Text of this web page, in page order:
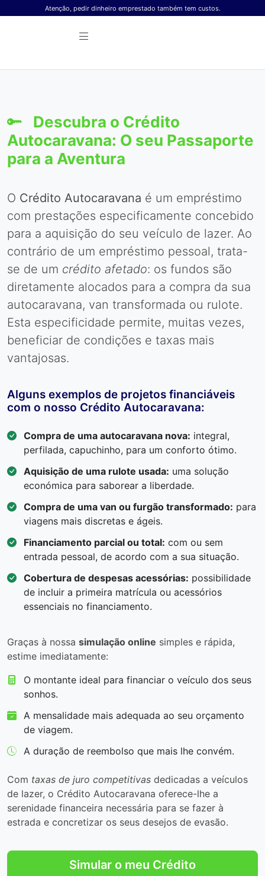
Skip to contentAtenção, pedir dinheiro emprestado também tem custos.
Descubra o Crédito
Autocaravana: O seu Passaporte
para a Aventura
O Crédito Autocaravana é um empréstimo
com prestações especificamente concebido
para a aquisição do seu veículo de lazer. Ao
contrário de um empréstimo pessoal, trata-
se de um crédito afetado: os fundos são
diretamente alocados para a compra da sua
autocaravana, van transformada ou rulote.
Esta especificidade permite, muitas vezes,
beneficiar de condições e taxas mais
vantajosas.
Alguns exemplos de projetos financiáveis
com o nosso Crédito Autocaravana:
Compra de uma autocaravana nova: integral,
perfilada, capuchinho, para um conforto ótimo.
Aquisição de uma rulote usada: uma solução
económica para saborear a liberdade.
Compra de uma van ou furgão transformado: para
viagens mais discretas e ágeis.
Financiamento parcial ou total: com ou sem
entrada pessoal, de acordo com a sua situação.
Cobertura de despesas acessórias: possibilidade
de incluir a primeira matrícula ou acessórios
essenciais no financiamento.
Graças à nossa simulação online simples e rápida,
estime imediatamente:
O montante ideal para financiar o veículo dos seus
sonhos.
A mensalidade mais adequada ao seu orçamento
de viagem.
A duração de reembolso que mais lhe convém.
Com taxas de juro competitivas dedicadas a veículos
de lazer, o Crédito Autocaravana oferece-lhe a
serenidade financeira necessária para se fazer à
estrada e concretizar os seus desejos de evasão.
Simular o meu Crédito